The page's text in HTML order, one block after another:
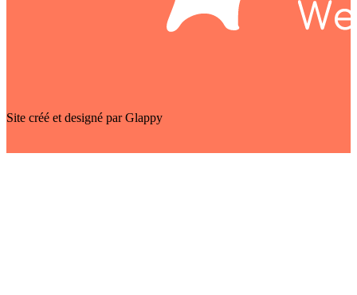
Site créé et designé par Glappy